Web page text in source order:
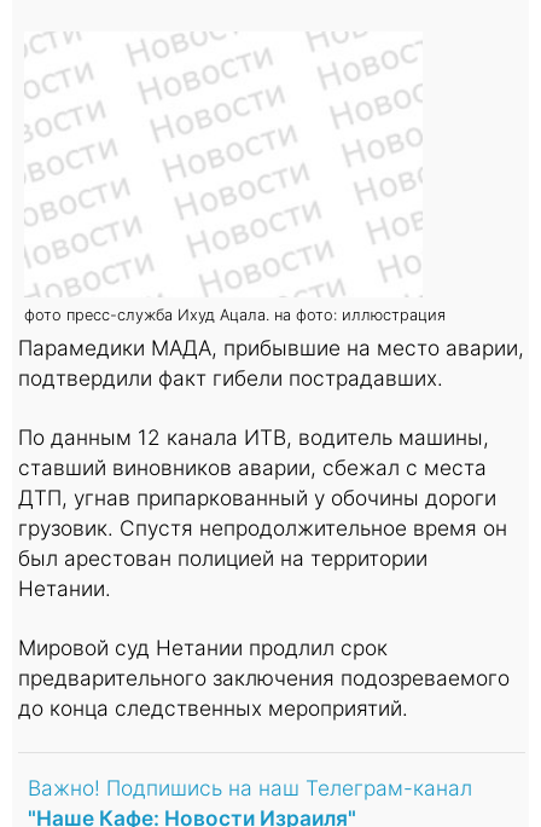
фото пресс-служба Ихуд Ацала. на фото: иллюстрация
Парамедики МАДА, прибывшие на место аварии,
подтвердили факт гибели пострадавших.
По данным 12 канала ИТВ, водитель машины,
ставший виновников аварии, сбежал с места
ДТП, угнав припаркованный у обочины дороги
грузовик. Спустя непродолжительное время он
был арестован полицией на территории
Нетании.
Мировой суд Нетании продлил срок
предварительного заключения подозреваемого
до конца следственных мероприятий.
Важно! Подпишись на наш Телеграм-канал
"Наше Кафе: Новости Израиля"